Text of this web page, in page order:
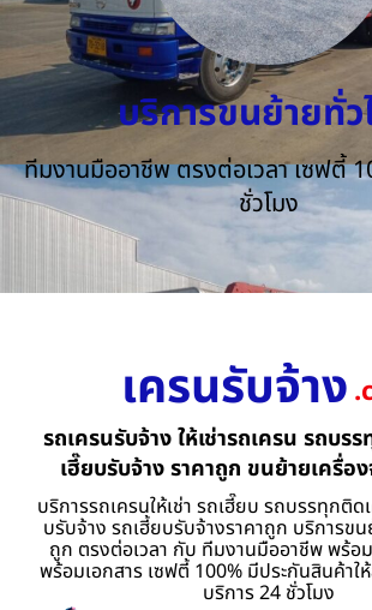
บริการขนย้ายทั่ว
ทีมงานมืออาชีพ ตรงต่อเวลา เซฟตี้
ชั่วโมง
เครนรับจ้าง
รถเครนรับจ้าง ให้เช่ารถเครน รถบร
เฮี๊ยบรับจ้าง ราคาถูก ขนย้ายเครื่อ
บริการรถเครนให้เช่า รถเฮี๊ยบ รถบรรทุกติด
บรับจ้าง รถเฮี้ยบรับจ้างราคาถูก บริการข
ถูก ตรงต่อเวลา กับ ทีมงานมืออาชีพ พร้อ
พร้อมเอกสาร เซฟตี้ 100% มีประกันสินค้าใ
บริการ 24 ชั่วโมง